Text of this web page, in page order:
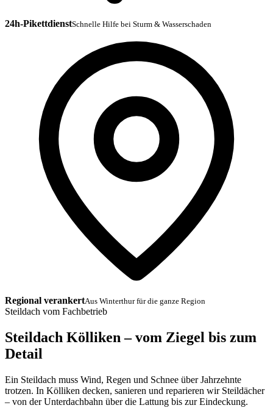
24h-PikettdienstSchnelle Hilfe bei Sturm & Wasserschaden
Regional verankertAus Winterthur für die ganze Region
Steildach vom Fachbetrieb
Steildach Kölliken – vom Ziegel bis zum
Detail
Ein Steildach muss Wind, Regen und Schnee über Jahrzehnte
trotzen. In Kölliken decken, sanieren und reparieren wir Steildächer
– von der Unterdachbahn über die Lattung bis zur Eindeckung.